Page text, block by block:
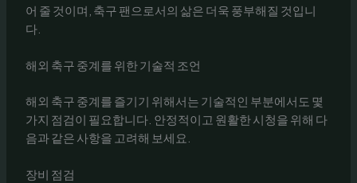
어 줄 것이며, 축구 팬으로서의 삶은 더욱 풍부해질 것입니
다.
해외 축구 중계를 위한 기술적 조언
해외 축구 중계를 즐기기 위해서는 기술적인 부분에서도 몇
가지 점검이 필요합니다. 안정적이고 원활한 시청을 위해 다
음과 같은 사항을 고려해 보세요.
장비 점검